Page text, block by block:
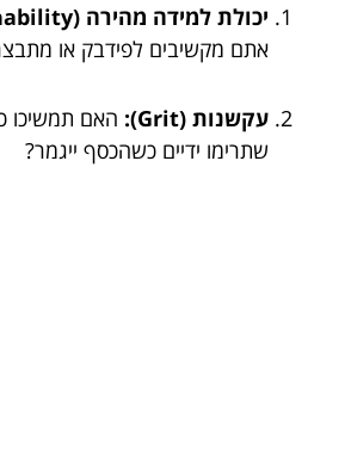
יכולת למידה מהירה (Coachability):
אתם מקשיבים לפידבק או
עקשנות (Grit):
האם תמשיכו
שתרימו ידיים כשהכסף ייגמר?